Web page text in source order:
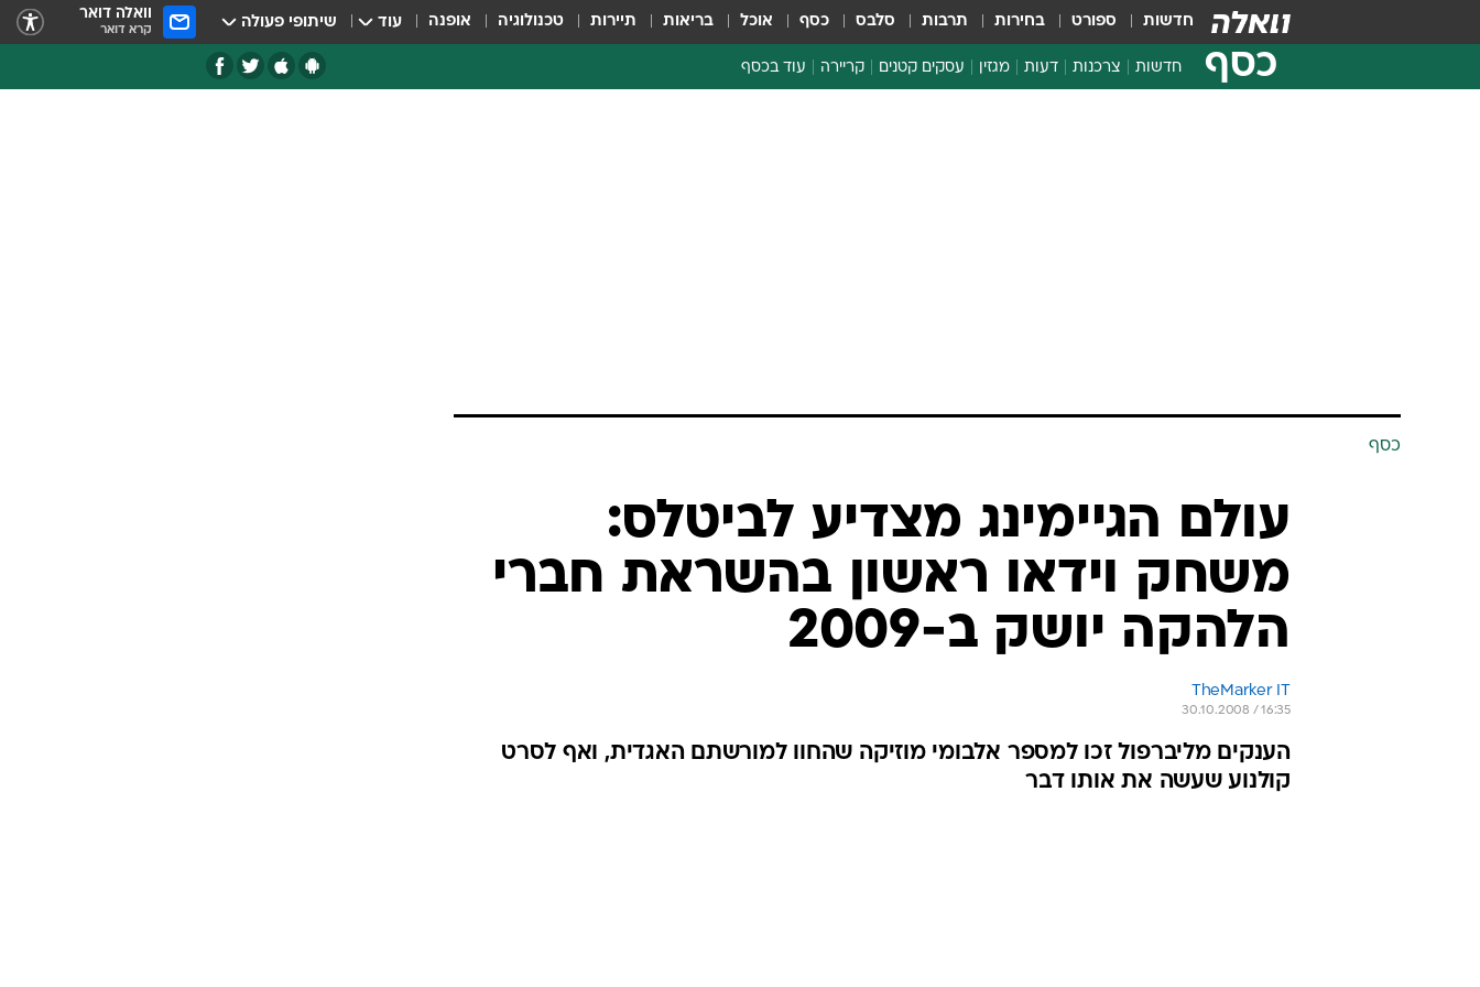
חדשות ספורט בחירות תרבות סלבס כסף אוכל בריאות תיירות טכנולוגיה אופנה עוד שיתופי פעולה וואלה דואר
קרא דואר
כסף חדשות צרכנות דעות מגזין עסקים קטנים קריירה עוד בכסף
כסף
עולם הגיימינג מצדיע לביטלס:
משחק וידאו ראשון בהשראת חברי
הלהקה יושק ב-2009
TheMarker IT
30.10.2008 / 16:35
הענקים מליברפול זכו למספר אלבומי מוזיקה שהחוו למורשתם האגדית, ואף לסרט
קולנוע שעשה את אותו דבר